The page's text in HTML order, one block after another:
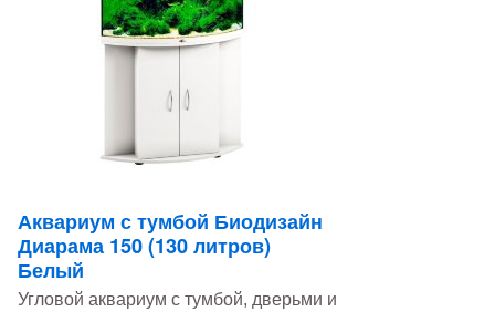
Аквариум с тумбой Биодизайн
Диарама 150 (130 литров)
Белый
Угловой аквариум с тумбой, дверьми и